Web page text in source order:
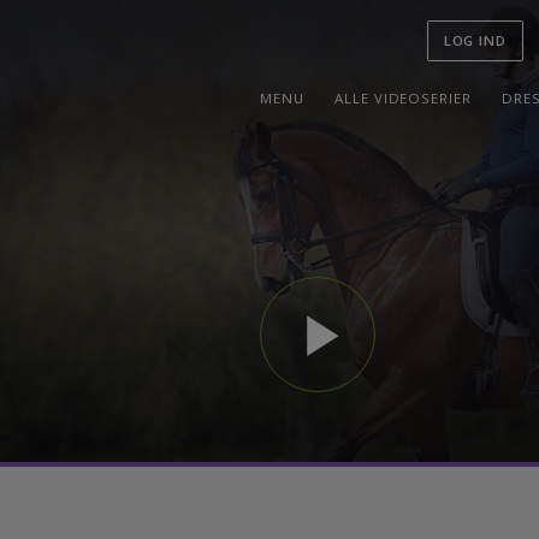
LOG
ALLE VIDEOSERIER
MENU
play_arrow